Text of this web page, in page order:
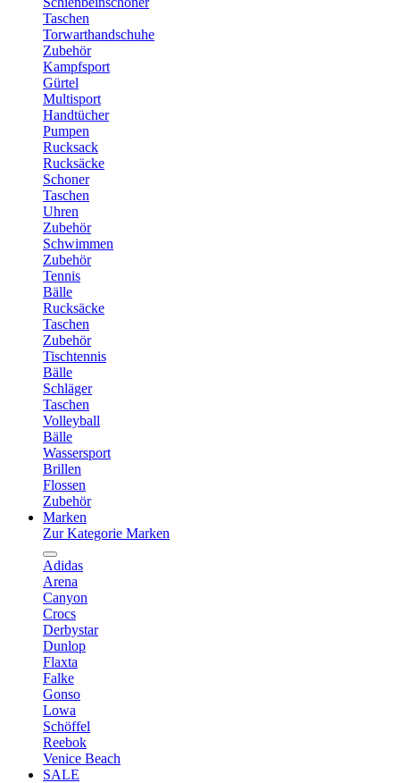
Taschen
Torwarthandschuhe
Zubehör
Kampfsport
Gürtel
Multisport
Handtücher
Pumpen
Rucksack
Rucksäcke
Schoner
Taschen
Uhren
Zubehör
Schwimmen
Zubehör
Tennis
Bälle
Rucksäcke
Taschen
Zubehör
Tischtennis
Bälle
Schläger
Taschen
Volleyball
Bälle
Wassersport
Brillen
Flossen
Zubehör
Marken
Zur Kategorie Marken
Adidas
Arena
Canyon
Crocs
Derbystar
Dunlop
Flaxta
Falke
Gonso
Lowa
Schöffel
Reebok
Venice Beach
SALE